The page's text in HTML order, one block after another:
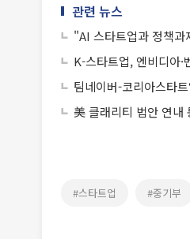
관련 뉴스
"AI 스타트업과 정책
K-스타트업, 엔비디아·
팀네이버-코리아스타
美 클래리티 법안 연
#스타트업 #중기부